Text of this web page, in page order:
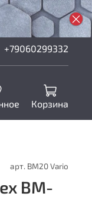
+79060299332
Корзина
арт. BM20 Vario
BM-